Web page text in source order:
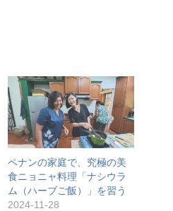
ペナンの家庭で、究極の美
食ニョニャ料理「ナシウラ
ム（ハーブご飯）」を習う
2024-11-28